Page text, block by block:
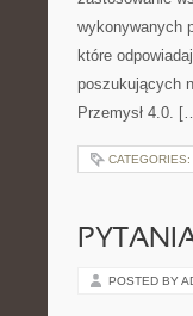
wykonywanych
które
poszukujących
Przemysł 4.0.
CATEGORIES:
POSTED BY